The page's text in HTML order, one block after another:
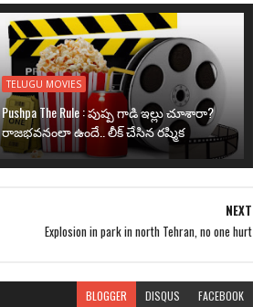
TELUGU MOVIES
Pushpa The Rule : పుష్ప గాడి ఇల్లు చూశారా?
రాజభవనంలా ఉందే.. లీక్ చేసిన రష్మిక
NEXT
Explosion in park in north Tehran, no one hurt
BLOGGER DISQUS FACEBOOK